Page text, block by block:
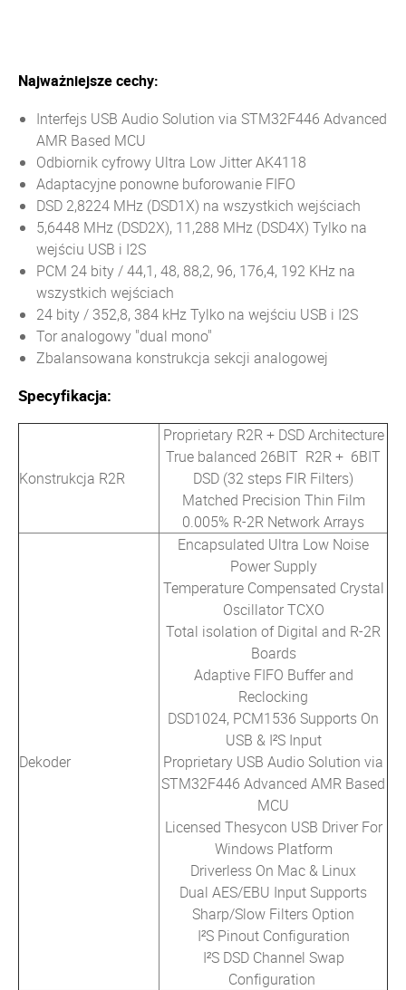
Najważniejsze cechy:
Interfejs USB Audio Solution via STM32F446 Advanced
AMR Based MCU
Odbiornik cyfrowy Ultra Low Jitter AK4118
Adaptacyjne ponowne buforowanie FIFO
DSD 2,8224 MHz (DSD1X) na wszystkich wejściach
5,6448 MHz (DSD2X), 11,288 MHz (DSD4X) Tylko na
wejściu USB i I2S
PCM 24 bity / 44,1, 48, 88,2, 96, 176,4, 192 KHz na
wszystkich wejściach
24 bity / 352,8, 384 kHz Tylko na wejściu USB i I2S
Tor analogowy "dual mono"
Zbalansowana konstrukcja sekcji analogowej
Specyfikacja:
Konstrukcja R2R
Proprietary R2R + DSD Architecture
True balanced 26BIT R2R + 6BIT
DSD (32 steps FIR Filters)
Matched Precision Thin Film
0.005% R-2R Network Arrays
Dekoder
Encapsulated Ultra Low Noise
Power Supply
Temperature Compensated Crystal
Oscillator TCXO
Total isolation of Digital and R-2R
Boards
Adaptive FIFO Buffer and
Reclocking
DSD1024, PCM1536 Supports On
USB & I²S Input
Proprietary USB Audio Solution via
STM32F446 Advanced AMR Based
MCU
Licensed Thesycon USB Driver For
Windows Platform
Driverless On Mac & Linux
Dual AES/EBU Input Supports
Sharp/Slow Filters Option
I²S Pinout Configuration
I²S DSD Channel Swap
Configuration